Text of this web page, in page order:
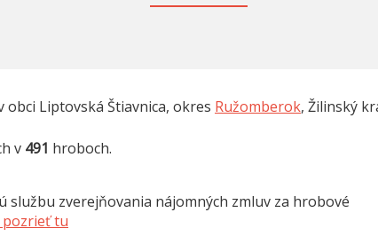
obci Liptovská Štiavnica, okres Ružomberok, Žilinský
v 491 hroboch.
zverejňovania nájomných zmluv za hrobové
tu